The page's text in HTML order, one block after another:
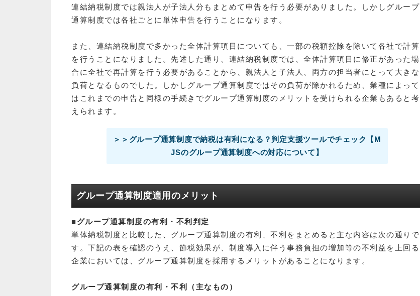
連結納税制度では親法⼈が子法人分もまとめて申告を行う必要がありました。しかしグループ
通算制度では各社ごとに単体申告を行うことになります。
また、連結納税制度で多かった全体計算項目についても、一部の税額控除を除いて各社で計算
を行うことになりました。先述した通り、連結納税制度では、全体計算項目に修正があった場
合に全社で再計算を行う必要があることから、親法人と子法人、両方の担当者にとって大きな
負荷となるものでした。しかしグループ通算制度ではその負荷が除かれるため、業種によって
はこれまでの申告と同様の手続きでグループ通算制度のメリットを受けられる企業もあると考
えられます。
＞＞グループ通算制度で納税は有利になる？判定支援ツールでチェック【M
JSのグループ通算制度への対応について】
グループ通算制度適用のメリット
■グループ通算制度の有利・不利判定
単体納税制度と⽐較した、グループ通算制度の有利、不利をまとめると主な内容は次の通りで
す。下記の表を確認のうえ、節税効果が、制度導入に伴う事務負担の増加等の不利益を上回る
企業においては、グループ通算制度を採用するメリットがあることになります。
グループ通算制度の有利・不利（主なもの）